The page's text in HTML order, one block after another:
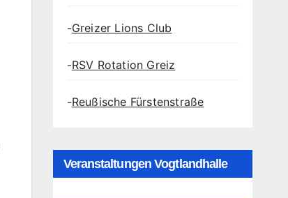
-Greizer Lions Club
-RSV Rotation Greiz
-Reußische Fürstenstraße
Veranstaltungen Vogtlandhalle